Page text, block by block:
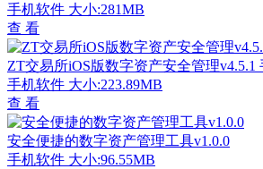
手机软件 大小:281MB
查 看
ZT交易所iOS版数字资产安全管理v4.5.1
手机软件 大小:223.89MB
查 看
安全便捷的数字资产管理工具v1.0.0
手机软件 大小:96.55MB